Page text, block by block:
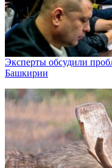
Эксперты обсудили
Башкирии